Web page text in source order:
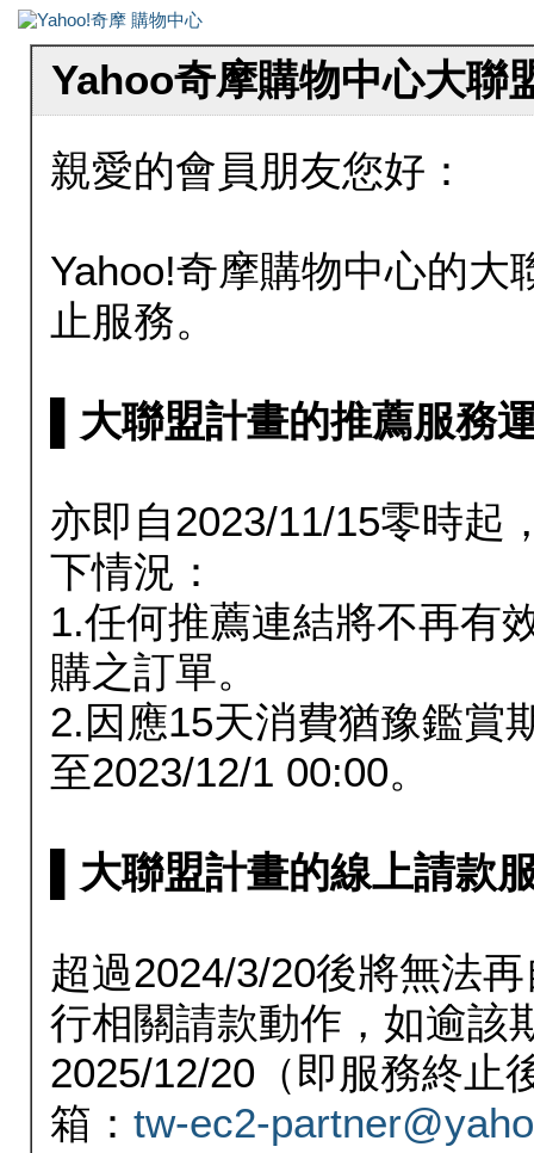
Yahoo奇摩購物中心大聯
親愛的會員朋友您好：
Yahoo!奇摩購物中心的大
止服務。
▌大聯盟計畫的推薦服務
亦即自2023/11/15零時起
下情況：
1.任何推薦連結將不再有
購之訂單。
2.因應15天消費猶豫鑑賞
至2023/12/1 00:00。
▌大聯盟計畫的線上請款
超過2024/3/20後將無法
行相關請款動作，如逾該
2025/12/20（即服務終止
箱： tw-ec2-